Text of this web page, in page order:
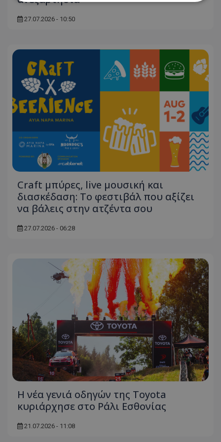
27.07.2026 - 10:50
Craft μπύρες, live μουσική και
διασκέδαση: Το φεστιβάλ που αξίζει
να βάλεις στην ατζέντα σου
27.07.2026 - 06:28
Η νέα γενιά οδηγών της Toyota
κυριάρχησε στο Ράλι Εσθονίας
21.07.2026 - 11:08
Απολύτως απαραίτητα
Μη ταξινομημένα
Τα απολύτως απαραίτητα cookies επιτρέπουν
βασικές λειτουργίες του ιστότοπου, όπως τη
σύνδεση χρήστη και τη διαχείριση λογαριασμού.
Ο ιστότοπος δεν μπορεί να χρησιμοποιηθεί σωστά
χωρίς τα απολύτως απαραίτητα cookies.
Ονοματεπώνυμο
Προμηθευτής
Πεδίο
.lifenewscy.tothemaonline.com
ASP.NET_SessionId
VISITOR_PRIVACY_METADATA
YouTube
.youtube.com